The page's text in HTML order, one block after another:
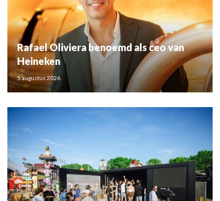
Rafael Oliviera benoemd als ceo van
Heineken
5 augustus 2026